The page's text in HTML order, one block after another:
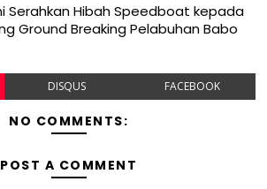
Serahkan Hibah Speedboat kepada
Ground Breaking Pelabuhan Babo
DISQUS FACEBOOK
NO COMMENTS:
POST A COMMENT